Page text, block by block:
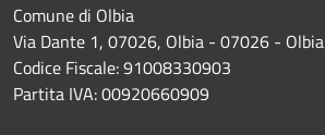
Comune di Olbia
Via Dante 1, 07026, Olbia - 07026 - Olbia
Codice Fiscale: 91008330903
Partita IVA: 00920660909